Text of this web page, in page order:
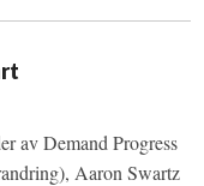
av Demand Progress
Aaron Swartz